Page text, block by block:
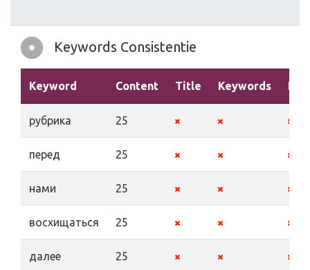
Keywords Consistentie
Keyword Content Title Keywords
рубрика 25
перед 25
нами 25
восхищаться 25
далее 25